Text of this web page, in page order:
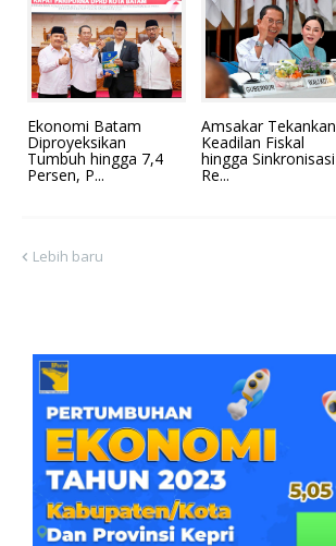
Ekonomi Batam
Diproyeksikan
Tumbuh hingga 7,4
Persen, P...
Amsakar Tekankan
Keadilan Fiskal
hingga Sinkronisasi
Re...
Lebih baru